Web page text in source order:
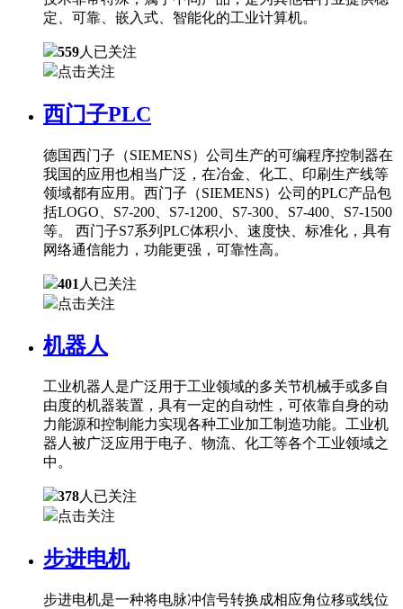
定、可靠、嵌入式、智能化的工业计算机。
559人已关注
点击关注
西门子PLC
德国西门子（SIEMENS）公司生产的可编程序控制器在
我国的应用也相当广泛，在冶金、化工、印刷生产线等
领域都有应用。西门子（SIEMENS）公司的PLC产品包
括LOGO、S7-200、S7-1200、S7-300、S7-400、S7-1500
等。 西门子S7系列PLC体积小、速度快、标准化，具有
网络通信能力，功能更强，可靠性高。
401 人已关注
点击关注
机器人
工业机器人是广泛用于工业领域的多关节机械手或多自
由度的机器装置，具有一定的自动性，可依靠自身的动
力能源和控制能力实现各种工业加工制造功能。工业机
器人被广泛应用于电子、物流、化工等各个工业领域之
中。
378人已关注
点击关注
步进电机
步进电机是一种将电脉冲信号转换成相应角位移或线位